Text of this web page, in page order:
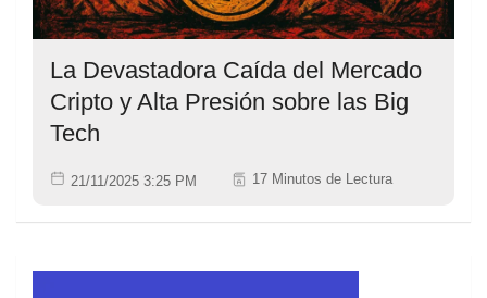
La Devastadora Caída del Mercado
Cripto y Alta Presión sobre las Big
Tech
21/11/2025 3:25 PM 17 Minutos de Lectura